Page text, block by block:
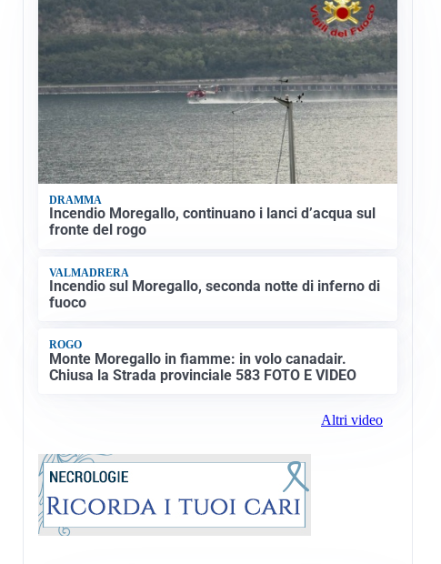
DRAMMA
Incendio Moregallo, continuano i lanci d’acqua sul
fronte del rogo
VALMADRERA
Incendio sul Moregallo, seconda notte di inferno di
fuoco
ROGO
Monte Moregallo in fiamme: in volo canadair.
Chiusa la Strada provinciale 583 FOTO E VIDEO
Altri video